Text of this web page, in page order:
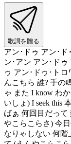
歌詞を贈る
アン･ドゥ アン･
ン･アン アン･ド
ゥ アン･ドゥ･ト
んこちら 誰? 手の
ゃ また I know わ
いしょ) I seek this
ばぁ 何回目だって
やこらこらさ) 今
なりゃしない 何階